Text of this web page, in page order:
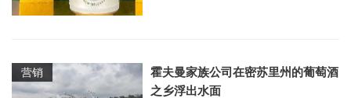
营销
霍夫曼家族公司在密苏里州的葡萄酒
之乡浮出水面